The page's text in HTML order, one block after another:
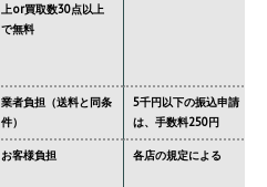
上or買取数30点以上
で無料
業者負担（送料と同条
件）
5千円以下の振込申請
は、手数料250円
お客様負担 各店の規定による